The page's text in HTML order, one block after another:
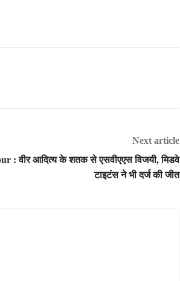
Next article
: वीर आदित्य के शतक से एसवीएएस विजयी, मिडवे
टाइटंस ने भी दर्ज की जीत